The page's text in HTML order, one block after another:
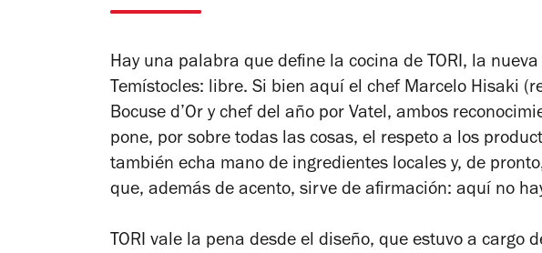
Hay una palabra que define la cocina de TORI, la nueva
Temístocles: libre. Si bien aquí el chef Marcelo Hisaki
Bocuse d’Or y chef del año por Vatel, ambos
pone, por sobre todas las cosas, el respeto a los
también echa mano de ingredientes locales y, de
que, además de acento, sirve de afirmación: aquí no
TORI vale la pena desde el diseño, que estuvo a cargo